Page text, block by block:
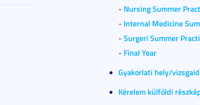
- Nursing Summer
- Internal Medicine
- Surgeri Summer
- Final Year
Gyakorlati hely/
Kérelem külföldi